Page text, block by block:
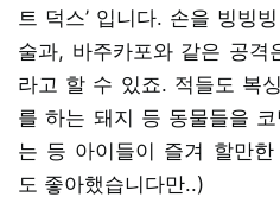
트 덕스’ 입니다. 손을 빙빙
술과, 바주카포와 같은 공격
라고 할 수 있죠. 적들도 복
를 하는 돼지 등 동물들을
는 등 아이들이 즐겨 할만
도 좋아했습니다만..)